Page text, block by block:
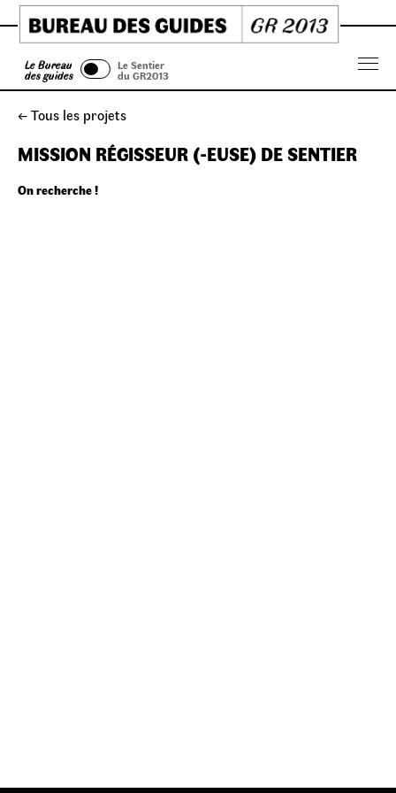
Skip
to
content
Le Bureau
des guides
Le Sentier
du GR2013
← Tous les projets
MISSION RÉGISSEUR (-EUSE) DE SENTIER
On recherche !